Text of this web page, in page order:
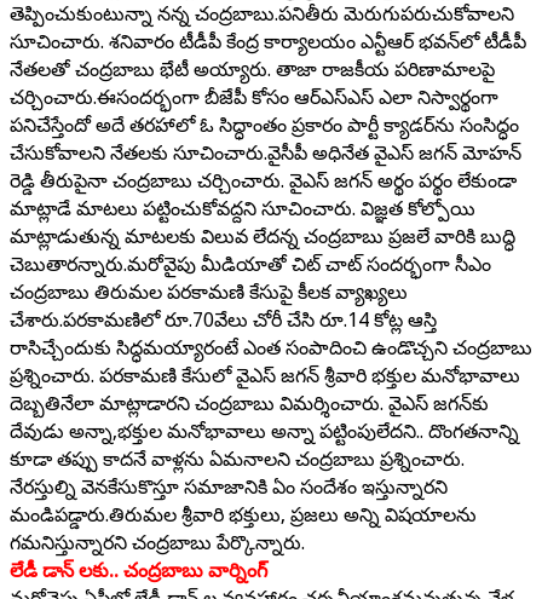
తెప్పించుకుంటున్నా నన్న చంద్రబాబు.పనితీరు మెరుగుపరుచుకోవాలని
సూచించారు. శనివారం టీడీపీ కేంద్ర కార్యాలయం ఎన్టీఆర్ భవన్‌లో టీడీపీ
నేతలతో చంద్రబాబు భేటీ అయ్యారు. తాజా రాజకీయ పరిణామాలపై
చర్చించారు.ఈసందర్భంగా బీజేపీ కోసం ఆర్ఎస్ఎస్ ఎలా నిస్వార్థంగా
పనిచేస్తేందో అదే తరహాలో ఓ సిద్ధాంతం ప్రకారం పార్టీ క్యాడర్‌ను సంసిద్ధం
చేసుకోవాలని నేతలకు సూచించారు.వైసీపీ అధినేత వైఎస్ జగన్ మోహన్
రెడ్డి తీరుపైనా చంద్రబాబు చర్చించారు. వైఎస్ జగన్ అర్థం పర్థం లేకుండా
మాట్లాడే మాటలు పట్టించుకోవద్దని సూచించారు. విజ్ఞత కోల్పోయి
మాట్లాడుతున్న మాటలకు విలువ లేదన్న చంద్రబాబు ప్రజలే వారికి బుద్ధి
చెబుతారన్నారు.మరోవైపు మీడియాతో చిట్ చాట్ సందర్భంగా సీఎం
చంద్రబాబు తిరుమల పరకామణి కేసుపై కీలక వ్యాఖ్యలు
చేశారు.పరకామణిలో రూ.70వేలు చోరీ చేసి రూ.14 కోట్ల ఆస్తి
రాసిచ్చేందుకు సిద్ధమయ్యారంటే ఎంత సంపాదించి ఉండొచ్చని చంద్రబాబు
ప్రశ్నించారు. పరకామణి కేసులో వైఎస్ జగన్ శ్రీవారి భక్తుల మనోభావాలు
దెబ్బతినేలా మాట్లాడారని చంద్రబాబు విమర్శించారు. వైఎస్ జగన్‌కు
దేవుడు అన్నా,భక్తుల మనోభావాలు అన్నా పట్టింపులేదని.. దొంగతనాన్ని
కూడా తప్పు కాదనే వాళ్లను ఏమనాలని చంద్రబాబు ప్రశ్నించారు.
నేరస్తుల్ని వెనకేసుకొస్తూ సమాజానికి ఏం సందేశం ఇస్తున్నారని
మండిపడ్డారు.తిరుమల శ్రీవారి భక్తులు, ప్రజలు అన్ని విషయాలను
గమనిస్తున్నారని చంద్రబాబు పేర్కొన్నారు.
లేడీ డాన్ లకు.. చంద్రబాబు వార్నింగ్